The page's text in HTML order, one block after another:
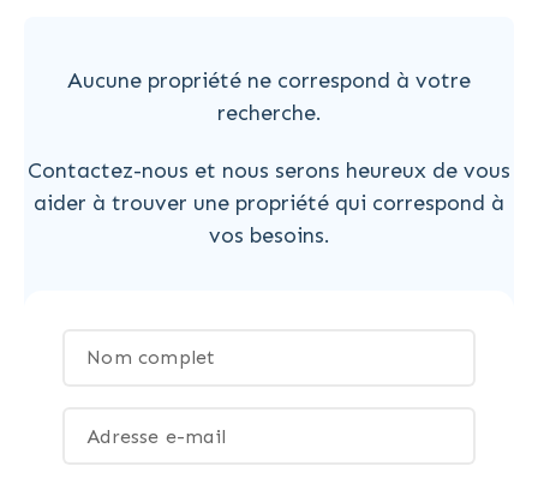
Aucune propriété ne correspond à votre
recherche.
Contactez-nous et nous serons heureux de vous
aider à trouver une propriété qui correspond à
vos besoins.